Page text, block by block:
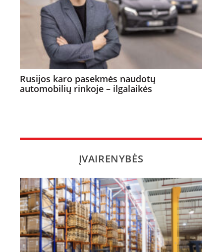
Rusijos karo pasekmės naudotų
automobilių rinkoje – ilgalaikės
ĮVAIRENYBĖS